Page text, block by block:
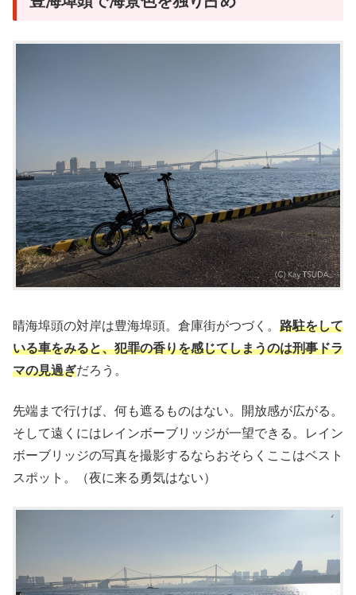
晴海埠頭の対岸は豊海埠頭。倉庫街がつづく。 路駐をして
いる車をみると、犯罪の香りを感じてしまうのは刑事ドラ
マの見過ぎだろう。
先端まで行けば、何も遮るものはない。開放感が広がる。
そして遠くにはレインボーブリッジが一望できる。レイン
ボーブリッジの写真を撮影するならおそらくここはベスト
スポット。（夜に来る勇気はない）